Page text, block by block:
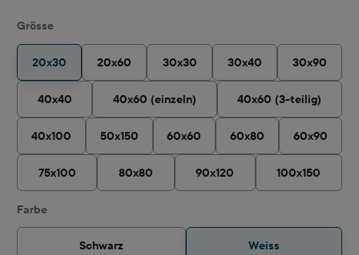
Grösseauswählen
20x30 20x60 30x30 30x40 30x90
40x40 40x60 (einzeln) 40x60 (3-teilig)
40x100 50x150 60x60 60x80 60x90
75x100 80x80 90x120 100x150
Farbeauswählen
Schwarz Weiss